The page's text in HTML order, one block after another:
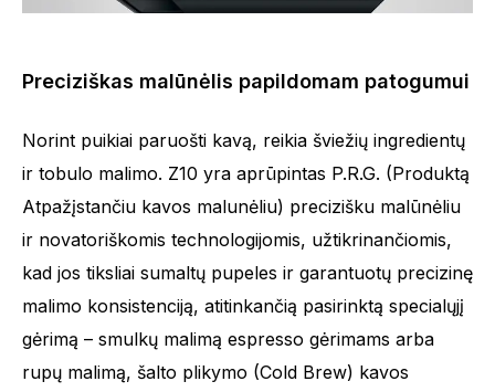
Preciziškas malūnėlis papildomam patogumui
Norint puikiai paruošti kavą, reikia šviežių ingredientų
ir tobulo malimo. Z10 yra aprūpintas P.R.G. (Produktą
Atpažįstančiu kavos malunėliu) precizišku malūnėliu
ir novatoriškomis technologijomis, užtikrinančiomis,
kad jos tiksliai sumaltų pupeles ir garantuotų precizinę
malimo konsistenciją, atitinkančią pasirinktą specialųjį
gėrimą – smulkų malimą espresso gėrimams arba
rupų malimą, šalto plikymo (Cold Brew) kavos